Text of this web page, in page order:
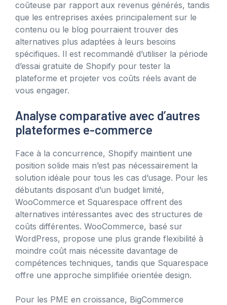
coûteuse par rapport aux revenus générés, tandis
que les entreprises axées principalement sur le
contenu ou le blog pourraient trouver des
alternatives plus adaptées à leurs besoins
spécifiques. Il est recommandé d’utiliser la période
d’essai gratuite de Shopify pour tester la
plateforme et projeter vos coûts réels avant de
vous engager.
Analyse comparative avec d’autres
plateformes e-commerce
Face à la concurrence, Shopify maintient une
position solide mais n’est pas nécessairement la
solution idéale pour tous les cas d’usage. Pour les
débutants disposant d’un budget limité,
WooCommerce et Squarespace offrent des
alternatives intéressantes avec des structures de
coûts différentes. WooCommerce, basé sur
WordPress, propose une plus grande flexibilité à
moindre coût mais nécessite davantage de
compétences techniques, tandis que Squarespace
offre une approche simplifiée orientée design.
Pour les PME en croissance, BigCommerce